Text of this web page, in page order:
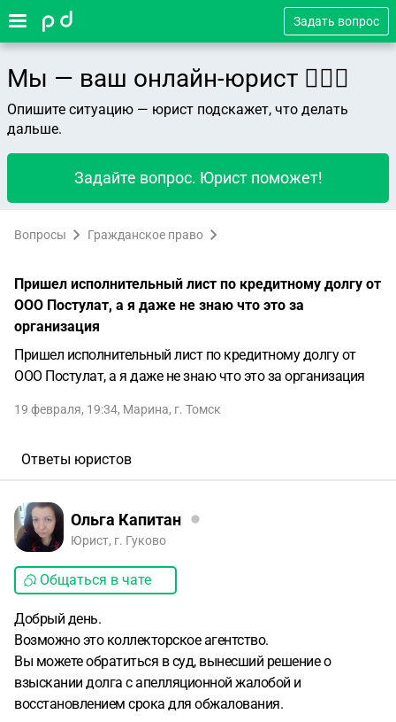
Задать вопрос
Мы — ваш онлайн-юрист 👨🏻‍⚖️
Опишите ситуацию — юрист подскажет, что делать
дальше.
Задайте вопрос. Юрист поможет!
Вопросы Гражданское право
Пришел исполнительный лист по кредитному долгу от
ООО Постулат, а я даже не знаю что это за
организация
Пришел исполнительный лист по кредитному долгу от
ООО Постулат, а я даже не знаю что это за организация
19 февраля, 19:34, Марина, г. Томск
Ответы юристов
Ольга Капитан
Юрист, г. Гуково
Общаться в чате
Добрый день.
Возможно это коллекторское агентство.
Вы можете обратиться в суд, вынесший решение о
взыскании долга с апелляционной жалобой и
восстановлением срока для обжалования.